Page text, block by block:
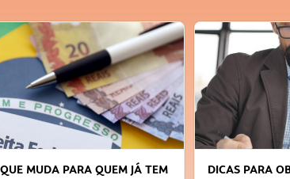
MUDA PARA QUEM JÁ TEM
DICAS PARA